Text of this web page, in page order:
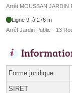
Arrêt MOUSSAN JARDIN
Ligne 9, à 276 m
Arrêt Jardin Public - 13
Forme juridique
SIRET